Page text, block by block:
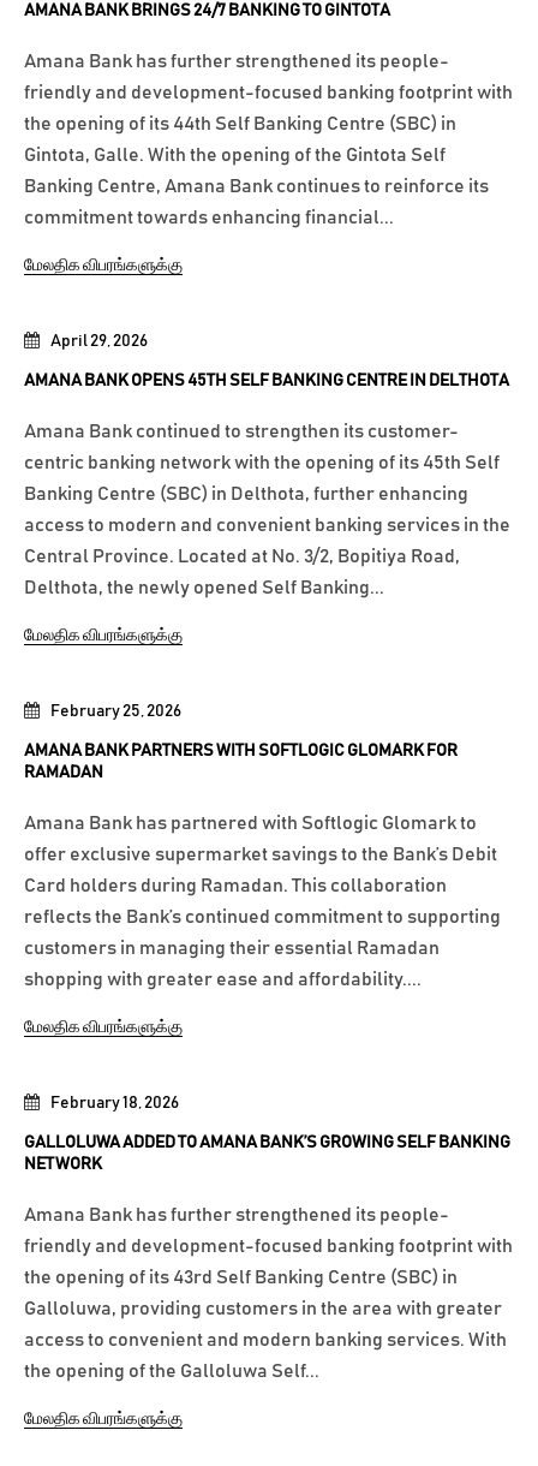
February 18, 2026
GALLOLUWA ADDED TO AMANA BANK’S GROWING SELF BANKING
NETWORK
Amana Bank has further strengthened its people-
friendly and development-focused banking footprint with
the opening of its 43rd Self Banking Centre (SBC) in
Galloluwa, providing customers in the area with greater
access to convenient and modern banking services. With
the opening of the Galloluwa Self...
மேலதிக விபரங்களுக்கு
February 25, 2026
AMANA BANK PARTNERS WITH SOFTLOGIC GLOMARK FOR
RAMADAN
Amana Bank has partnered with Softlogic Glomark to
offer exclusive supermarket savings to the Bank’s Debit
Card holders during Ramadan. This collaboration
reflects the Bank’s continued commitment to supporting
customers in managing their essential Ramadan
shopping with greater ease and affordability....
மேலதிக விபரங்களுக்கு
April 29, 2026
AMANA BANK OPENS 45TH SELF BANKING CENTRE IN DELTHOTA
Amana Bank continued to strengthen its customer-
centric banking network with the opening of its 45th Self
Banking Centre (SBC) in Delthota, further enhancing
access to modern and convenient banking services in the
Central Province. Located at No. 3/2, Bopitiya Road,
Delthota, the newly opened Self Banking...
மேலதிக விபரங்களுக்கு
AMANA BANK BRINGS 24/7 BANKING TO GINTOTA
Amana Bank has further strengthened its people-
friendly and development-focused banking footprint with
the opening of its 44th Self Banking Centre (SBC) in
Gintota, Galle. With the opening of the Gintota Self
Banking Centre, Amana Bank continues to reinforce its
commitment towards enhancing financial...
மேலதிக விபரங்களுக்கு